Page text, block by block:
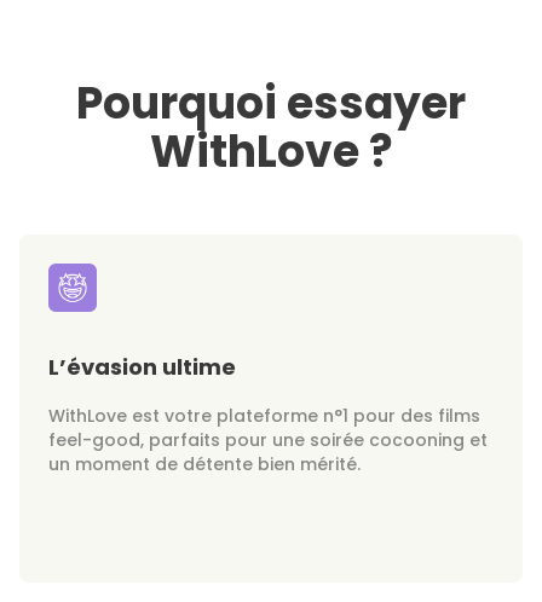
Pourquoi essayer
WithLove ?
L’évasion ultime
WithLove est votre plateforme n°1 pour des films
feel-good, parfaits pour une soirée cocooning et
un moment de détente bien mérité.